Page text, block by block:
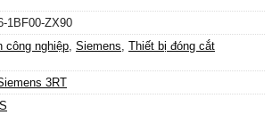
1BF00-ZX90
công nghiệp Siemens Thiết bị đóng cắt
3RT